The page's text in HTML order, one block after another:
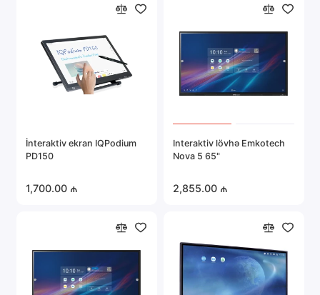
məbləğindən asılı olaraq çatdırılma ödənişli ola bilər
İnteraktiv ekran IQPodium
PD150
1,700.00 ₼
Interaktiv lövhə Emkotech
Nova 5 65"
2,855.00 ₼